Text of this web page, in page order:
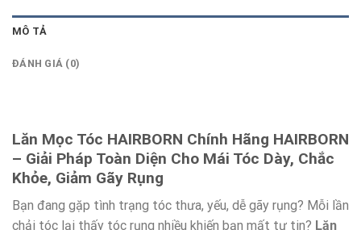
MÔ TẢ
ĐÁNH GIÁ (0)
Lăn Mọc Tóc HAIRBORN Chính Hãng HAIRBORN
– Giải Pháp Toàn Diện Cho Mái Tóc Dày, Chắc
Khỏe, Giảm Gãy Rụng
Bạn đang gặp tình trạng tóc thưa, yếu, dễ gãy rụng? Mỗi lần
chải tóc lại thấy tóc rụng nhiều khiến bạn mất tự tin? Lăn